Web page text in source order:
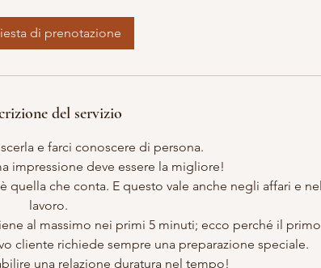
di prenotazione
del servizio
e farci conoscere di persona.
impressione deve essere la migliore!
che conta. E questo vale anche negli affari e nel
lavoro.
al massimo nei primi 5 minuti; ecco perché il primo
cliente richiede sempre una preparazione speciale.
una relazione duratura nel tempo!